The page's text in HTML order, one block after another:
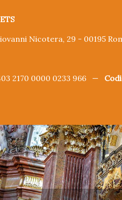
Nicotera, 29 - 00195
2170 0000 0233 966 —